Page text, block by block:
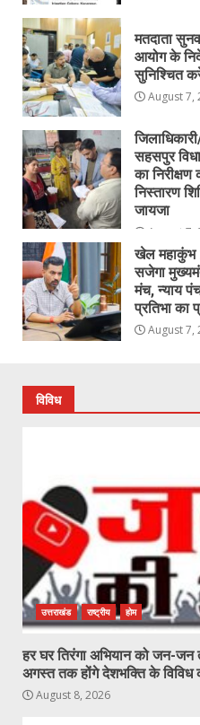
मतदाता
आयोग के
सुनिश्चित
August 7,
सहसपुर
का
निस्तारण
जायजा
August 7,
खेल महाकुंभ
सजेगा
मंच, न्याय
प्रतिभा का
August 7,
विविध
उत्तराखंड राष्ट्रीय होम
हर घर तिरंगा अभियान को जन-
अगस्त तक होंगे देशभक्ति के विविध
August 8, 2026